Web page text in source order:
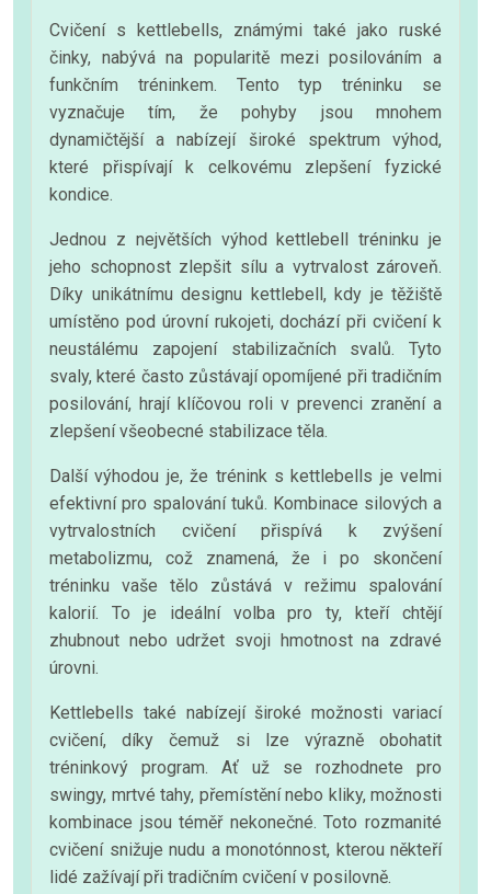
Cvičení s kettlebells, známými také jako ruské
činky, nabývá na popularitě mezi posilováním a
funkčním tréninkem. Tento typ tréninku se
vyznačuje tím, že pohyby jsou mnohem
dynamičtější a nabízejí široké spektrum výhod,
které přispívají k celkovému zlepšení fyzické
kondice.
Jednou z největších výhod kettlebell tréninku je
jeho schopnost zlepšit sílu a vytrvalost zároveň.
Díky unikátnímu designu kettlebell, kdy je těžiště
umístěno pod úrovní rukojeti, dochází při cvičení k
neustálému zapojení stabilizačních svalů. Tyto
svaly, které často zůstávají opomíjené při tradičním
posilování, hrají klíčovou roli v prevenci zranění a
zlepšení všeobecné stabilizace těla.
Další výhodou je, že trénink s kettlebells je velmi
efektivní pro spalování tuků. Kombinace silových a
vytrvalostních cvičení přispívá k zvýšení
metabolizmu, což znamená, že i po skončení
tréninku vaše tělo zůstává v režimu spalování
kalorií. To je ideální volba pro ty, kteří chtějí
zhubnout nebo udržet svoji hmotnost na zdravé
úrovni.
Kettlebells také nabízejí široké možnosti variací
cvičení, díky čemuž si lze výrazně obohatit
tréninkový program. Ať už se rozhodnete pro
swingy, mrtvé tahy, přemístění nebo kliky, možnosti
kombinace jsou téměř nekonečné. Toto rozmanité
cvičení snižuje nudu a monotónnost, kterou někteří
lidé zažívají při tradičním cvičení v posilovně.